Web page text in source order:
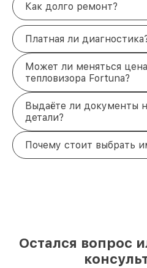
Как долго ремонт?
Платная ли
Может ли меняться
тепловизора Fortuna?
Выдаёте ли документы
детали?
Почему стоит выбрать
Остался вопрос